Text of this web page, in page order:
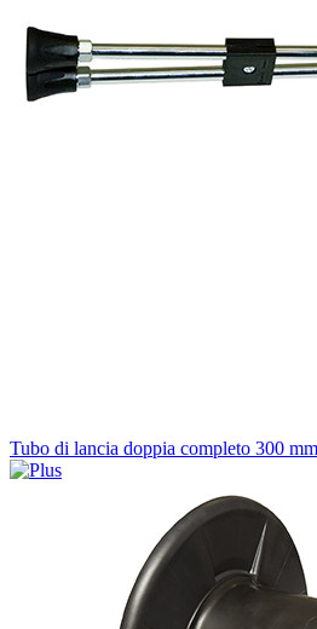
Tubo di lancia doppia completo 300